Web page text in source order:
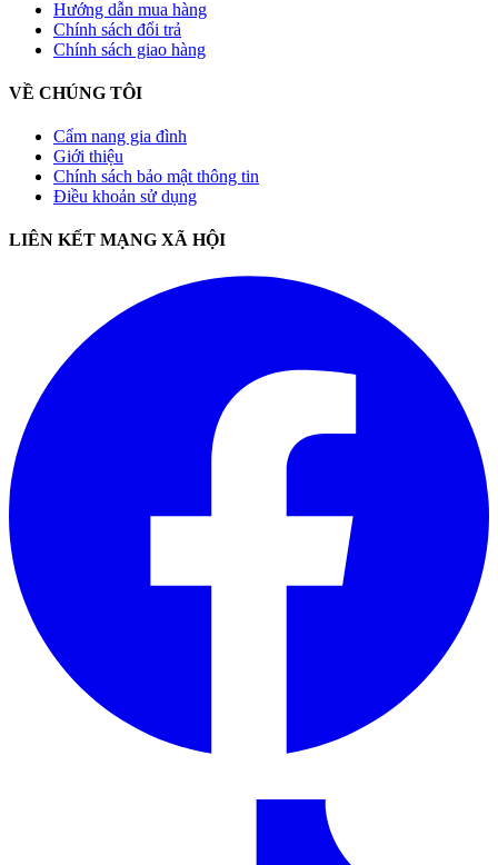
Hướng dẫn mua hàng
Chính sách đổi trả
Chính sách giao hàng
VỀ CHÚNG TÔI
Cẩm nang gia đình
Giới thiệu
Chính sách bảo mật thông tin
Điều khoản sử dụng
LIÊN KẾT MẠNG XÃ HỘI